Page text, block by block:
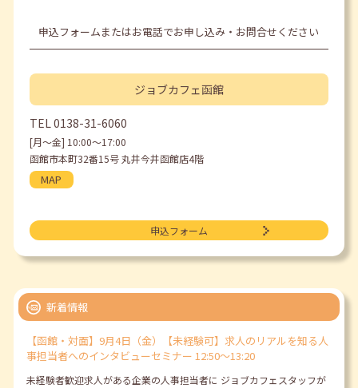
申込フォームまたはお電話でお申し込み・お問合せください
ジョブカフェ函館
TEL 0138-31-6060
[月〜金] 10:00〜17:00
函館市本町32番15号 丸井今井函館店4階
MAP
申込フォーム
新着情報
【函館・対面】9月4日（金）【未経験可】求人のリアルを知る人
事担当者へのインタビューセミナー 12:50～13:20
未経験者歓迎求人がある企業の人事担当者に ジョブカフェスタッフが